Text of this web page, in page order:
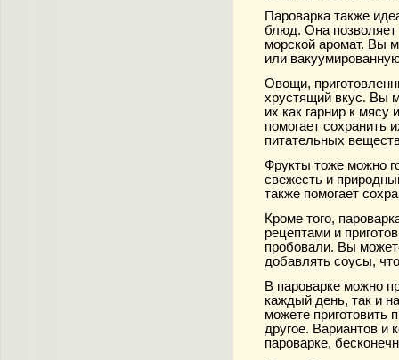
Пароварка также
блюд. Она
морской аромат. Вы
или
Овощи,
хрустящий вкус. Вы
их как гарнир к
помогает сохранить
питательных
Фрукты тоже можно
свежесть и
также помогает
Кроме того,
рецептами и
пробовали. Вы
добавлять соусы,
В пароварке можно
каждый день, так и
можете приготовить
другое. Вариантов и
пароварке,